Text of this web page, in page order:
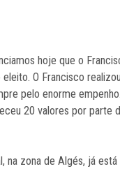
hoje que o
O Francisco
pelo enorme
20 valores por parte
na zona de Algés, já